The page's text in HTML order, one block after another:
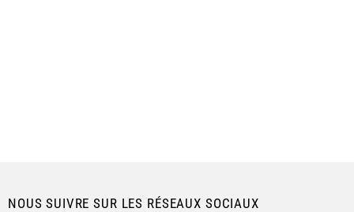
NOUS SUIVRE SUR LES RÉSEAUX SOCIAUX